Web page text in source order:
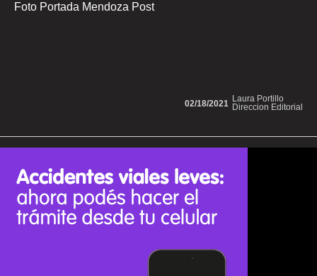
Foto Portada Mendoza Post
Laura Portillo
Direccion Editorial
02/18/2021